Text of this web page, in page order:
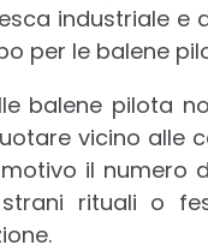
industriale e
per le balene
balene pilota
vicino alle
il numero
rituali o